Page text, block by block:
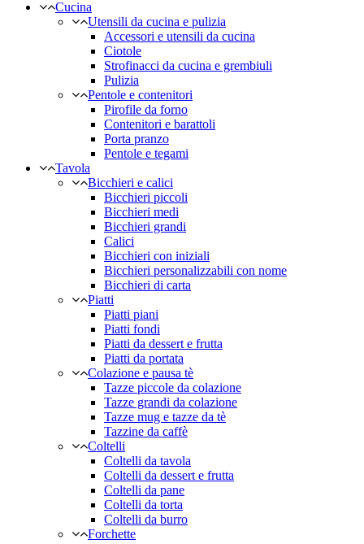
Cucina
Utensili da cucina e pulizia
Accessori e utensili da cucina
Ciotole
Strofinacci da cucina e grembiuli
Pulizia
Pentole e contenitori
Pirofile da forno
Contenitori e barattoli
Porta pranzo
Pentole e tegami
Tavola
Bicchieri e calici
Bicchieri piccoli
Bicchieri medi
Bicchieri grandi
Calici
Bicchieri con iniziali
Bicchieri personalizzabili con nome
Bicchieri di carta
Piatti
Piatti piani
Piatti fondi
Piatti da dessert e frutta
Piatti da portata
Colazione e pausa tè
Tazze piccole da colazione
Tazze grandi da colazione
Tazze mug e tazze da tè
Tazzine da caffè
Coltelli
Coltelli da tavola
Coltelli da dessert e frutta
Coltelli da pane
Coltelli da torta
Coltelli da burro
Forchette